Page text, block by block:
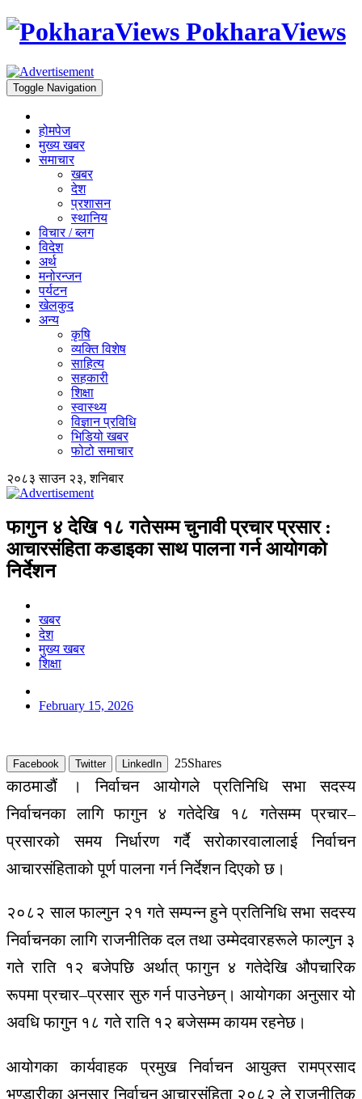
PokharaViews
Toggle Navigation
होमपेज
मुख्य खबर
समाचार
खबर
देश
प्रशासन
स्थानिय
विचार / ब्लग
विदेश
अर्थ
मनोरन्जन
पर्यटन
खेलकुद
अन्य
कृषि
व्यक्ति विशेष
साहित्य
सहकारी
शिक्षा
स्वास्थ्य
विज्ञान प्रविधि
भिडियो खबर
फोटो समाचार
२०८३ साउन २३, शनिबार
फागुन ४ देखि १८ गतेसम्म चुनावी प्रचार प्रसार :
आचारसंहिता कडाइका साथ पालना गर्न आयोगको
निर्देशन
खबर
देश
मुख्य खबर
शिक्षा
February 15, 2026
Facebook Twitter LinkedIn 25Shares
काठमाडौं । निर्वाचन आयोगले प्रतिनिधि सभा सदस्य
निर्वाचनका लागि फागुन ४ गतेदेखि १८ गतेसम्म प्रचार–
प्रसारको समय निर्धारण गर्दै सरोकारवालालाई निर्वाचन
आचारसंहिताको पूर्ण पालना गर्न निर्देशन दिएको छ।
२०८२ साल फाल्गुन २१ गते सम्पन्न हुने प्रतिनिधि सभा सदस्य
निर्वाचनका लागि राजनीतिक दल तथा उम्मेदवारहरूले फाल्गुन ३
गते राति १२ बजेपछि अर्थात् फागुन ४ गतेदेखि औपचारिक
रूपमा प्रचार–प्रसार सुरु गर्न पाउनेछन्। आयोगका अनुसार यो
अवधि फागुन १८ गते राति १२ बजेसम्म कायम रहनेछ।
आयोगका कार्यवाहक प्रमुख निर्वाचन आयुक्त रामप्रसाद
भण्डारीका अनुसार निर्वाचन आचारसंहिता २०८२ ले राजनीतिक